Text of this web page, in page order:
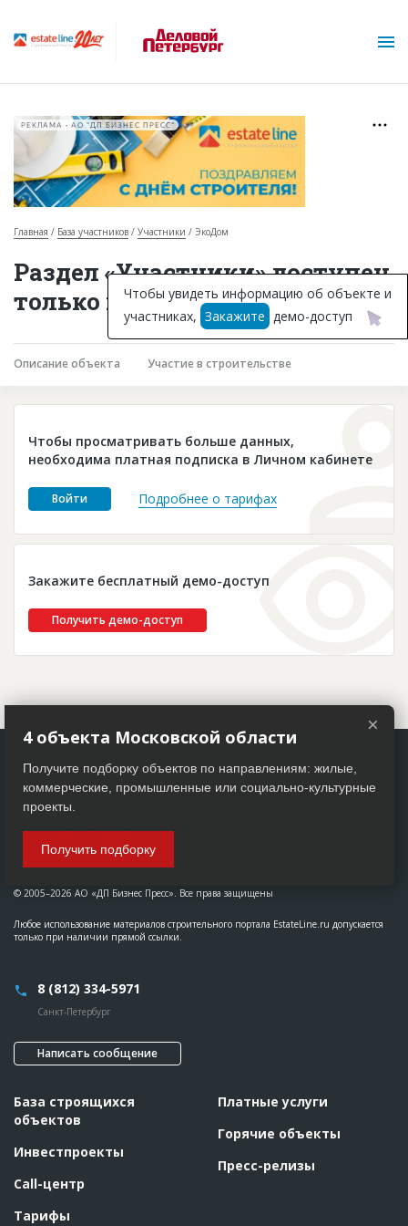
Горячие объекты
База строящихся объектов
Инвестпроекты
Глоссарий
Платные услуги
Пресс-релизы
РЕКЛАМА • АО "ДП БИЗНЕС ПРЕСС"
Главная База участников Участники ЭкоДом
Раздел «Участники» доступен
только подписчикам
Описание объекта Участие в строительстве
Чтобы просматривать больше данных,
необходима платная подписка в Личном кабинете
Войти Подробнее о тарифах
Закажите бесплатный демо-доступ
Получить демо-доступ
Чтобы увидеть информацию об объекте и
участниках, Закажите демо-доступ
© 2005–2026 АО «ДП Бизнес Пресс». Все права защищены
Любое использование материалов строительного портала EstateLine.ru допускается
только при наличии прямой ссылки.
8 (812) 334-5971
Санкт-Петербург
Написать сообщение
База строящихся
объектов
Инвестпроекты
Call-центр
Тарифы
Платные услуги
Горячие объекты
Пресс-релизы
×
4 объекта Московской области
Получите подборку объектов по направлениям: жилые,
коммерческие, промышленные или социально-культурные
проекты.
Получить подборку